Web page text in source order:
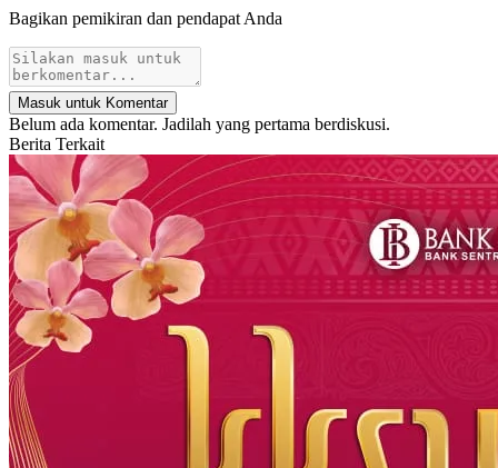
Bagikan pemikiran dan pendapat Anda
Masuk untuk Komentar
Belum ada komentar. Jadilah yang pertama berdiskusi.
Berita Terkait